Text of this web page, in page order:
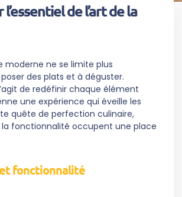
de l’art de la
moderne ne se limite plus
des plats et à déguster.
de redéfinir chaque élément
une expérience qui éveille les
quête de perfection culinaire,
la fonctionnalité occupent une place
fonctionnalité